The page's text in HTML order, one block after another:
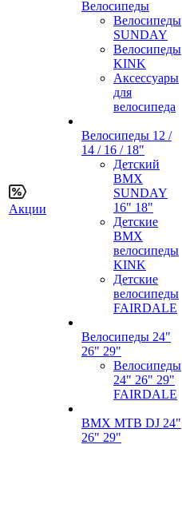
Акции
Велосипеды
Велосипеды
SUNDAY
Велосипеды
KINK
Аксессуары
для
велосипеда
Велосипеды 12 /
14 / 16 / 18"
Детский
BMX
SUNDAY
16" 18"
Детские
BMX
велосипеды
KINK
Детские
велосипеды
FAIRDALE
Велосипеды 24"
26" 29"
Велосипеды
24" 26" 29"
FAIRDALE
BMX MTB DJ 24"
26" 29"